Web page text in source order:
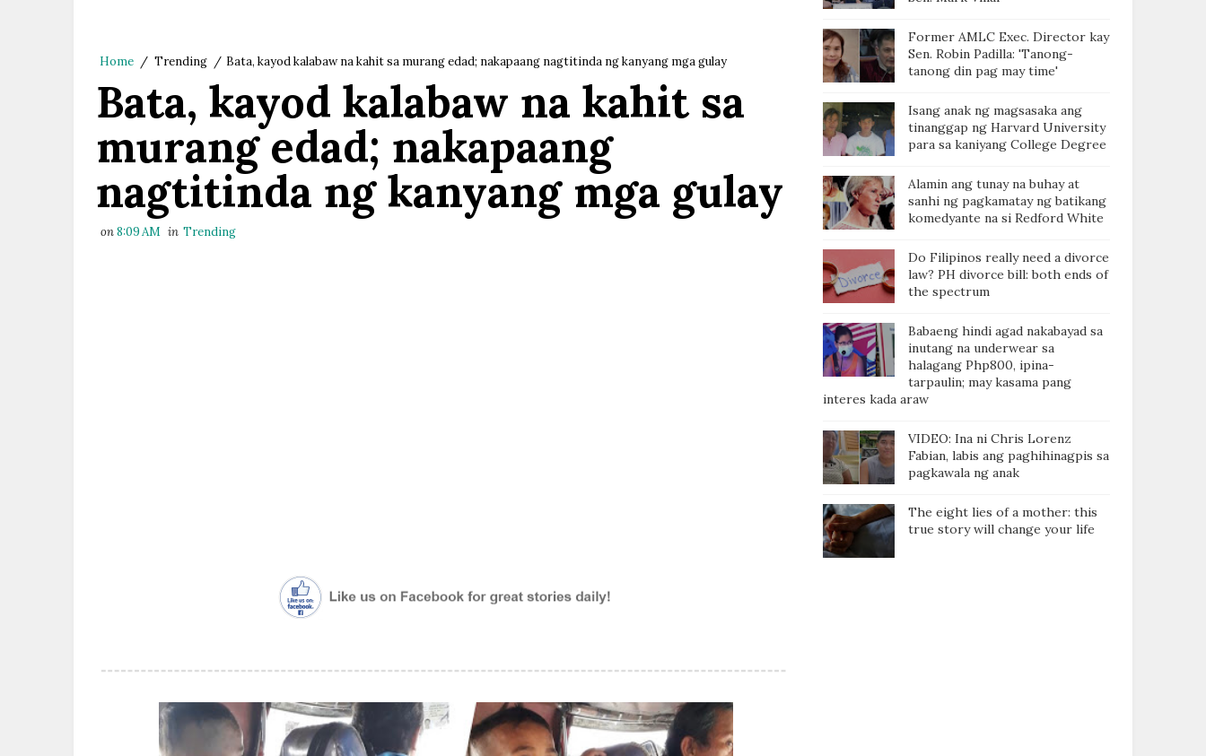
Home / Trending / Bata, kayod kalabaw na kahit sa murang edad; nakapaang nagtitinda ng kanyang mga gulay
Bata, kayod kalabaw na kahit sa
murang edad; nakapaang
nagtitinda ng kanyang mga gulay
on8:09 AM in Trending
Former AMLC Exec. Director kay
Sen. Robin Padilla: 'Tanong-
tanong din pag may time'
Isang anak ng magsasaka ang
tinanggap ng Harvard University
para sa kaniyang College Degree
Alamin ang tunay na buhay at
sanhi ng pagkamatay ng batikang
komedyante na si Redford White
Do Filipinos really need a divorce
law? PH divorce bill: both ends of
the spectrum
Babaeng hindi agad nakabayad sa
inutang na underwear sa
halagang Php800, ipina-
tarpaulin; may kasama pang
interes kada araw
VIDEO: Ina ni Chris Lorenz
Fabian, labis ang paghihinagpis sa
pagkawala ng anak
The eight lies of a mother: this
true story will change your life